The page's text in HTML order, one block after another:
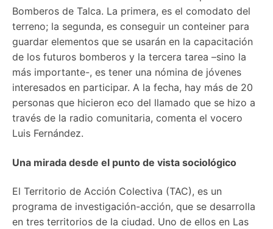
Bomberos de Talca. La primera, es el comodato del
terreno; la segunda, es conseguir un conteiner para
guardar elementos que se usarán en la capacitación
de los futuros bomberos y la tercera tarea –sino la
más importante-, es tener una nómina de jóvenes
interesados en participar. A la fecha, hay más de 20
personas que hicieron eco del llamado que se hizo a
través de la radio comunitaria, comenta el vocero
Luis Fernández.
Una mirada desde el punto de vista sociológico
El Territorio de Acción Colectiva (TAC), es un
programa de investigación-acción, que se desarrolla
en tres territorios de la ciudad. Uno de ellos en Las